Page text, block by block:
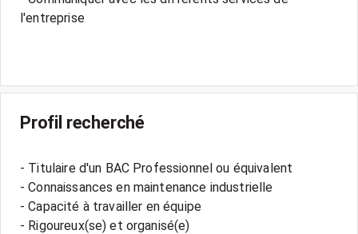
l'entreprise
Profil recherché
- Titulaire d'un BAC Professionnel ou équivalent
- Connaissances en maintenance industrielle
- Capacité à travailler en équipe
- Rigoureux(se) et organisé(e)